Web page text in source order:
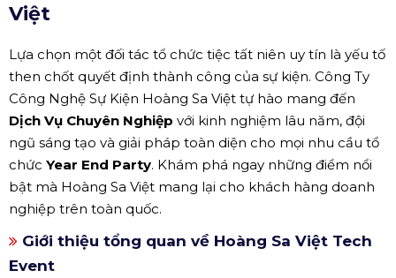
Việt
Lựa chọn một đối tác tổ chức tiệc tất niên uy tín là yếu tố
then chốt quyết định thành công của sự kiện. Công Ty
Công Nghệ Sự Kiện Hoàng Sa Việt tự hào mang đến
Dịch Vụ Chuyên Nghiệp với kinh nghiệm lâu năm, đội
ngũ sáng tạo và giải pháp toàn diện cho mọi nhu cầu tổ
chức Year End Party. Khám phá ngay những điểm nổi
bật mà Hoàng Sa Việt mang lại cho khách hàng doanh
nghiệp trên toàn quốc.
Giới thiệu tổng quan về Hoàng Sa Việt Tech
Event